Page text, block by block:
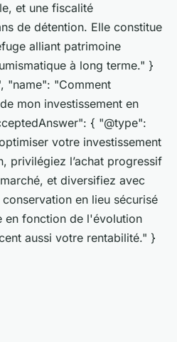
et une fiscalité
de détention. Elle constitue
alliant patrimoine
à long terme." }
"name": "Comment
mon investissement en
{ "@type":
votre investissement
privilégiez l’achat progressif
et diversifiez avec
en lieu sécurisé
en fonction de l'évolution
aussi votre rentabilité." }